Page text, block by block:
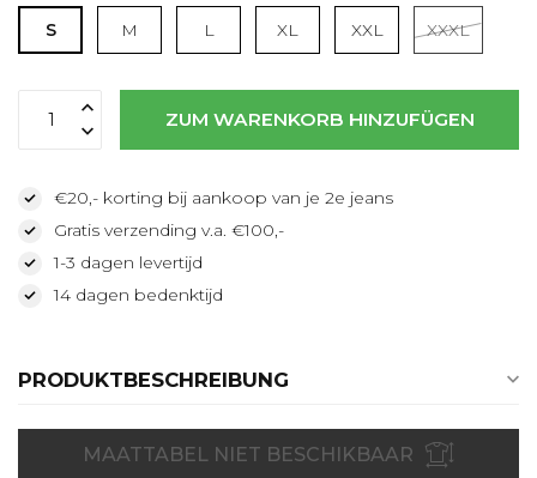
S M L XL XXL XXXL
ZUM WARENKORB HINZUFÜGEN
€20,- korting bij aankoop van je 2e jeans
Gratis verzending v.a. €100,-
1-3 dagen levertijd
14 dagen bedenktijd
PRODUKTBESCHREIBUNG
MAATTABEL NIET BESCHIKBAAR